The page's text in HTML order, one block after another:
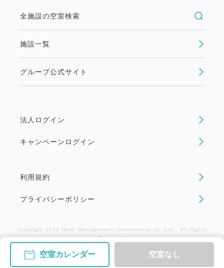
空室カレンダー 空室なし
☆お子様マリングッズは数に限りがあり、当日先着順
☆すべてのプラン内容はご利用になれない場合でも、
☆レストランは貸切りやその他の事情により一般営業
泊/1台につき500円頂戴いたしております (最大
事前予約不要。駐車場警備員へお声掛けくださいま
★当プランはご予約時にカード決済が必要であり、ご
含む)には下記の取消料が必要となります。
□8日前まで、無料
□7～3日前まで、 宿泊料総額の30％
全施設の空室検索
施設一覧
グループ公式サイト
法人ログイン
キャンペーンログイン
利用規約
プライバシーポリシー
Copyright 2024 Hotel Management International Co.,Ltd． All Rights
Reserved.